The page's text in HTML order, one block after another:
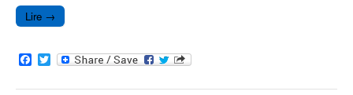
Lire →
F
a
c
T
w
i